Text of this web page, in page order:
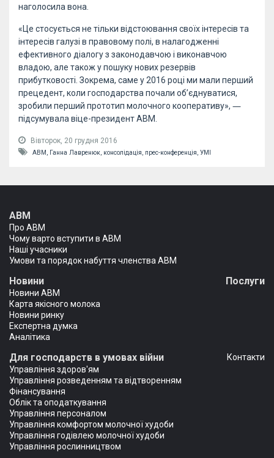
наголосила вона.
«Це стосується не тільки відстоювання своїх інтересів та
інтересів галузі в правовому полі, в налагодженні
ефективного діалогу з законодавчою і виконавчою
владою, але також у пошуку нових резервів
прибутковості. Зокрема, саме у 2016 році ми мали перший
прецедент, коли господарства почали об’єднуватися,
зробили перший прототип молочного кооперативу», ―
підсумувала віце-президент АВМ.
Вівторок, 20 грудня 2016
АВМ, Ганна Лавренюк, консолідація, прес-конференція, УМІ
АВМ
Про АВМ
Чому варто вступити в АВМ
Наші учасники
Умови та порядок набуття членства АВМ
Новини
Новини АВМ
Карта якісного молока
Новини ринку
Експертна думка
Аналітика
Послуги
Для господарств в умовах війни
Управління здоров'ям
Управління розведенням та відтворенням
Фінансування
Облік та оподаткування
Управління персоналом
Управління комфортом молочної худоби
Управління годівлею молочної худоби
Управління рослинництвом
Контакти